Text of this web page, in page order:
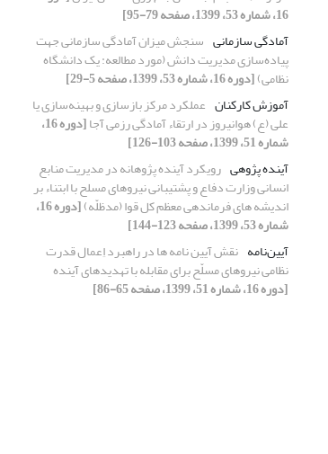
16، شماره 53، 1399، صفحه 79-95]
آمادگی سازمانی سنجش میزان آمادگی سازمانی جهت
پیاده‌سازی مدیریت دانش (مورد مطالعه: یک دانشگاه
نظامی)[دوره 16، شماره 53، 1399، صفحه 5-29]
آموزش کارکنان عملکرد مرکز بازسازی و بهینه‌سازی یا
علی (ع) هوانیروز در ارتقاء آمادگی رزمی آجا [دوره 16،
شماره 51، 1399، صفحه 103-126]
آینده پژوهی رویکرد آینده پژوهانه در مدیریت منابع
انسانی وزارت دفاع و پشتیبانی نیروهای مسلح با ابتناء بر
اندیشه های فرماندهی معظم کل قوا (مدظلّه) [دوره 16،
شماره 53، 1399، صفحه 123-144]
آیین‌نامه نقش آیین نامه ها در راهبرد اِعمال قدرت
نظامی نیروهای مسلّح برای مقابله با تهدیدهای آینده
[دوره 16، شماره 51، 1399، صفحه 65-86]